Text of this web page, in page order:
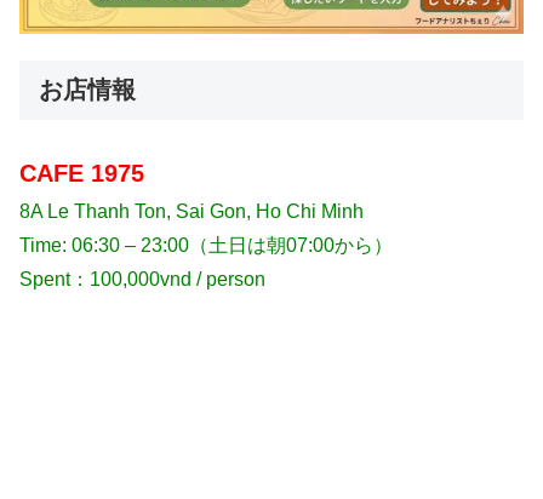
お店情報
CAFE 1975
8A Le Thanh Ton, Sai Gon, Ho Chi Minh
Time: 06:30 – 23:00（土日は朝07:00から）
Spent：100,000vnd / person